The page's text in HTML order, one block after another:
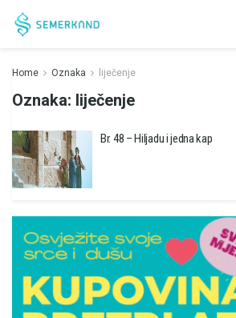
Home Oznaka liječenje
Oznaka: liječenje
Br. 48 – Hiljadu i jedna kap